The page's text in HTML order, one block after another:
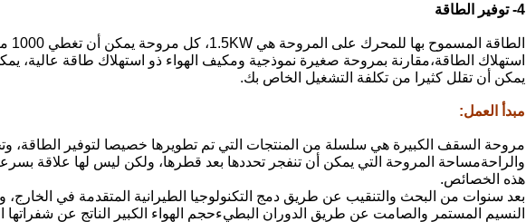
4- توفير الطاقة
استهلاك الطاقة،مقارنة بمروحة صغيرة نموذجية ومكيف الهواء ذو استهلاك طاقة عالية،
يمكن أن تقلل كثيرا من تكلفة التشغيل الخاص بك.
مبدأ العمل:
مروحة السقف الكبيرة هي سلسلة من المنتجات التي تم تطويرها خصيصا لتوفير الطاقة،
والراحةمساحة المروحة التي يمكن أن تنفجر تحددها بعد قطرها، ولكن ليس لها علاقة
هذه الخصائص.
بعد سنوات من البحث والتنقيب عن طريق دمج التكنولوجيا الطيرانية المتقدمة في
النسيم المستمر والصامت عن طريق الدوران البطيءحجم الهواء الكبير الناتج عن شفراتها